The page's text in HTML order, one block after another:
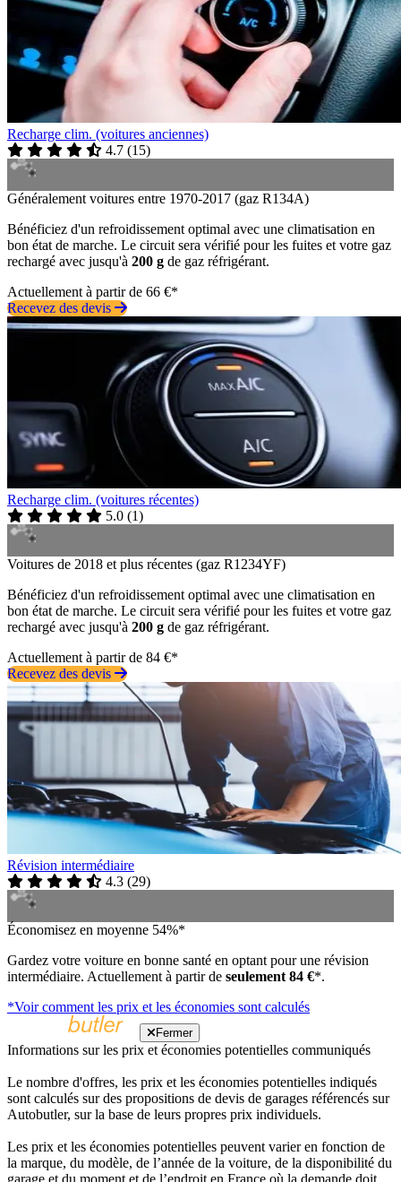
Recharge clim. (voitures anciennes)
4.7 (15)
Généralement voitures entre 1970-2017 (gaz R134A)
Bénéficiez d'un refroidissement optimal avec une climatisation en
bon état de marche. Le circuit sera vérifié pour les fuites et votre gaz
rechargé avec jusqu'à 200 g de gaz réfrigérant.
Actuellement à partir de 66 €*
Recevez des devis
Recharge clim. (voitures récentes)
5.0 (1)
Voitures de 2018 et plus récentes (gaz R1234YF)
Bénéficiez d'un refroidissement optimal avec une climatisation en
bon état de marche. Le circuit sera vérifié pour les fuites et votre gaz
rechargé avec jusqu'à 200 g de gaz réfrigérant.
Actuellement à partir de 84 €*
Recevez des devis
Révision intermédiaire
4.3 (29)
Économisez en moyenne 54%*
Gardez votre voiture en bonne santé en optant pour une révision
intermédiaire. Actuellement à partir de seulement 84 €*.
*Voir comment les prix et les économies sont calculés
Fermer
Informations sur les prix et économies potentielles communiqués
Le nombre d'offres, les prix et les économies potentielles indiqués
sont calculés sur des propositions de devis de garages référencés sur
Autobutler, sur la base de leurs propres prix individuels.
Les prix et les économies potentielles peuvent varier en fonction de
la marque, du modèle, de l’année de la voiture, de la disponibilité du
garage et du moment et de l’endroit en France où la demande doit